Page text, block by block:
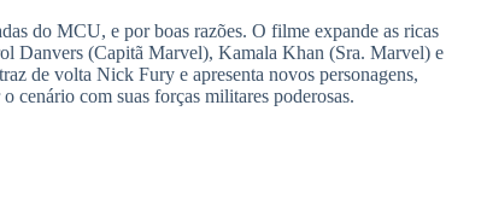
do MCU, e por boas razões. O filme expande as ricas
Danvers (Capitã Marvel), Kamala Khan (Sra. Marvel) e
de volta Nick Fury e apresenta novos personagens,
com suas forças militares poderosas.